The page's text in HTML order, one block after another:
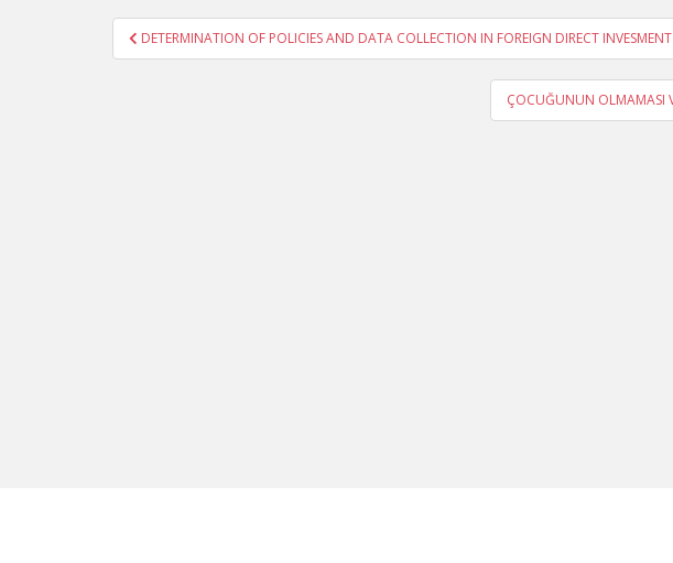
Yazı
gezinmesi
DETERMINATION OF POLICIES AND DATA COLLECTION IN FOREIGN DIRECT
ÇOCUĞUNUN OLMAMASI